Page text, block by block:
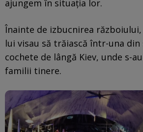
ajungem în situația lor.
Înainte de izbucnirea
lui visau să trăiască într-una
cochete de lângă Kiev, unde s-
familii tinere.